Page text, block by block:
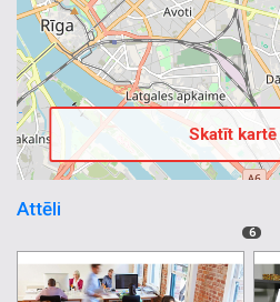
Skatīt kartē
Attēli
6